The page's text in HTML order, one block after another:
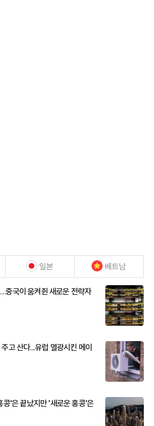
일본 베트남
중국이 움켜쥔 새로운 전략자
고 산다...유럽 열광시킨 메이
콩'은 끝났지만 '새로운 홍콩'은